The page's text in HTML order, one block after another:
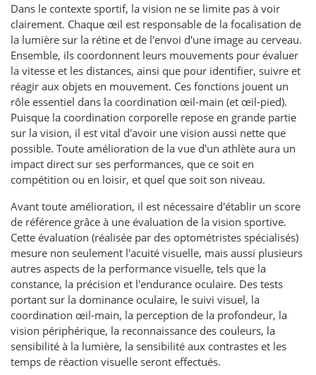
Dans le contexte sportif, la vision ne se limite pas à voir
clairement. Chaque œil est responsable de la focalisation de
la lumière sur la rétine et de l'envoi d'une image au cerveau.
Ensemble, ils coordonnent leurs mouvements pour évaluer
la vitesse et les distances, ainsi que pour identifier, suivre et
réagir aux objets en mouvement. Ces fonctions jouent un
rôle essentiel dans la coordination œil-main (et œil-pied).
Puisque la coordination corporelle repose en grande partie
sur la vision, il est vital d'avoir une vision aussi nette que
possible. Toute amélioration de la vue d'un athlète aura un
impact direct sur ses performances, que ce soit en
compétition ou en loisir, et quel que soit son niveau.
Avant toute amélioration, il est nécessaire d'établir un score
de référence grâce à une évaluation de la vision sportive.
Cette évaluation (réalisée par des optométristes spécialisés)
mesure non seulement l'acuité visuelle, mais aussi plusieurs
autres aspects de la performance visuelle, tels que la
constance, la précision et l'endurance oculaire. Des tests
portant sur la dominance oculaire, le suivi visuel, la
coordination œil-main, la perception de la profondeur, la
vision périphérique, la reconnaissance des couleurs, la
sensibilité à la lumière, la sensibilité aux contrastes et les
temps de réaction visuelle seront effectués.